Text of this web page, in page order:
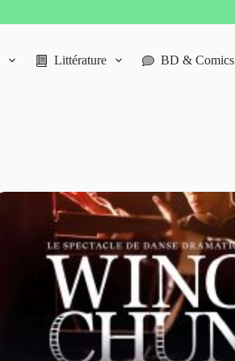
Littérature BD & Comics